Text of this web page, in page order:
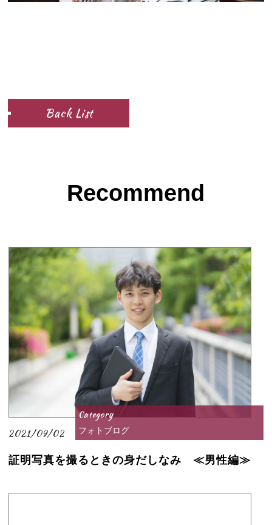
Back List
Recommend
2021/09/02
Category
フォトブログ
証明写真を撮るときの身だしなみ ≪男性編≫